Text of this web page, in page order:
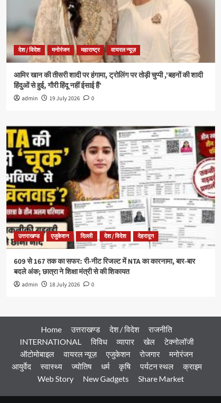
देश / विदेश मनोरंजन महाराष्ट्र वायरल न्यूज़
आमिर खान की तीसरी शादी पर हंगामा, ट्रोलिंग पर तोड़ी चुप्पी ,’बहनों की शादी
हिंदुओं से हुई, गौरी हिंदू नहीं ईसाई हैं’
admin 19 July 2026 0
उत्तराखण्ड एजुकेशन दिल्ली देश / विदेश देहरादून
609 से 167 तक का सफर: री-नीट रिजल्ट में NTA का कारनामा, बार-बार
बदले अंक; छात्रा ने शिक्षा मंत्री से की शिकायत
admin 18 July 2026 0
Home उत्तराखण्ड देश / विदेश
राजनीति
INTERNATIONAL
विविध व्यापार खेल
टेक्नोलॉजी
ऑटोमोबाइल
वायरल न्यूज़ एजुकेशन रोजगार
मनोरंजन
आयुर्वेद
स्वास्थ्य ज्योतिष धर्म कृषि पर्यटन स्थल
क्राइम
Web Story
New Gadgets Share Market